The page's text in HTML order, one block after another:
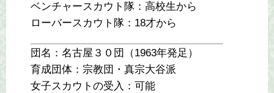
ベンチャースカウト隊：高校生から
ローバースカウト隊：18才から
団名：名古屋３０団（1963年発足）
育成団体：宗教団・真宗大谷派
女子スカウトの受入：可能